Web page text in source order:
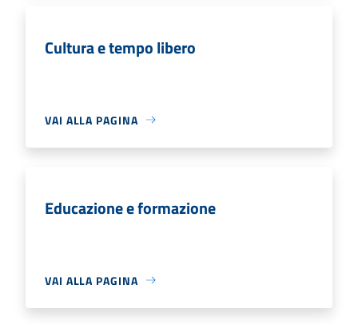
Cultura e tempo libero
VAI ALLA PAGINA
Educazione e formazione
VAI ALLA PAGINA